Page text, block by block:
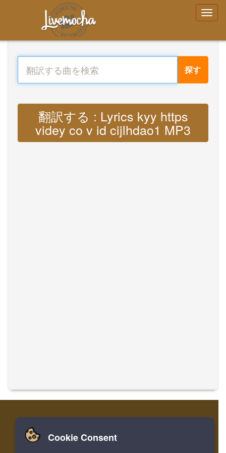
探す
翻訳する : Lyrics kyy https
videy co v id cijlhdao1 MP3
家 ログイン 登録
Cookie Consent